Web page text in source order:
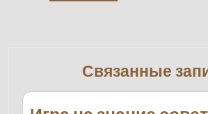
Связанные